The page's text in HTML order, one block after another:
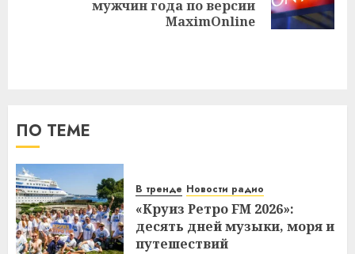
мужчин года по версии
MaximOnline
ПО ТЕМЕ
В тренде Новости радио
«Круиз Ретро FM 2026»:
десять дней музыки, моря и
путешествий